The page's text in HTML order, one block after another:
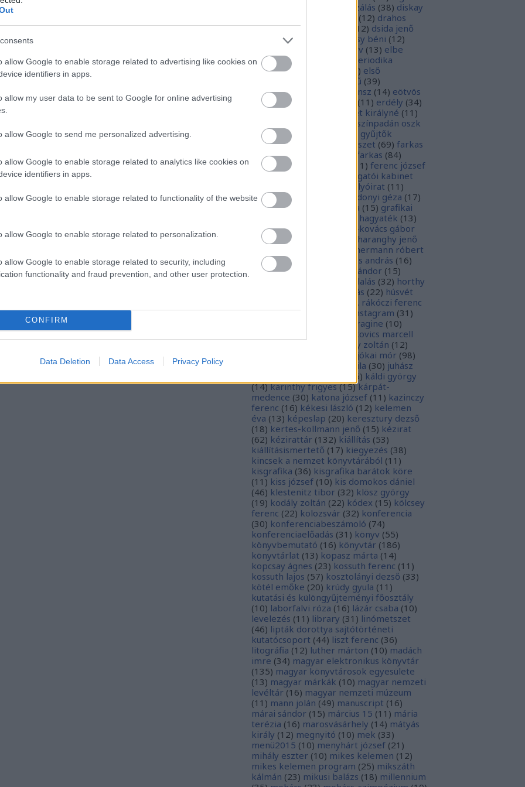
allow Google to enable storage related to advertising like cookies on
identifiers in apps.
allow my user data to be sent to Google for online advertising
allow Google to send me personalized advertising.
allow Google to enable storage related to analytics like cookies on
identifiers in apps.
allow Google to enable storage related to functionality of the website
allow Google to enable storage related to personalization.
allow Google to enable storage related to security, including
functionality and fraud prevention, and other user protection.
CONFIRM
Data Deletion Data Access Privacy Policy
digitalizálás (38) diskay
(12) drahos
istván (20) drótos lászló 12) dsida jenő
dualizmus egressy béni (12)
ekönyv (13) elbe
istván
70
elektronikus periodika
archívum
) első
emlékmű (39)
emlékműrombolás
ensz (14) eötvös
józsef
16 (11 ) erdély (34)
erzsébet királyné (11 )
európa színpadán oszk
29) ex libris
ex libris gyűjtők
gyűjtemények
fametszet (69) farkas
ferenc (12 farkas gábor farkas (84)
fedák sári
11 ) ferenc józsef
főigazgatói kabinet
folyóirat (11 )
galambos ferenc
gárdonyi géza (17)
gondos gábor
grafika (15) grafikai
hagyaték (13)
halász gábor
hamvai-kovács gábor
64 hanvay hajnalka
haranghy jenő
hermann róbert
10) herman ottó hess andrás (16)
hésziodosz
hevesi sándor (15)
honfoglalás (32) horthy
hunyadi mátyás (22) húsvét
ii. rákóczi ferenc
(21) illyés boglárka instagram (31 )
jacobus de voragine (10)
jankovics marcell
jékely zoltán (12)
jókai mór (98)
józsef attila (30) juhász
16) káldi györgy
(14) karinthy frigyes (15) kárpát-
medence (30) katona józsef (11 ) kazinczy
ferenc (16) kékesi lászló (12) kelemen
éva (13) képeslap (20) keresztury dezső
(18) kertes-kollmann jenő (15) kézirat
(62) kézirattár (132) kiállítás (53)
kiállításismertető (17) kiegyezés (38)
kincsek a nemzet könyvtárából (11 )
kisgrafika (36) kisgrafika barátok köre
(11 ) kiss józsef (10) kis domokos dániel
(46) klestenitz tibor (32) klösz györgy
(19) kodály zoltán (22) kódex (15) kölcsey
ferenc (22) kolozsvár (32) konferencia
(30) konferenciabeszámoló (74)
konferenciaelőadás (31 ) könyv (55)
könyvbemutató (16) könyvtár (186)
könyvtárlat (13) kopasz márta (14)
kopcsay ágnes (23) kossuth ferenc (11 )
kossuth lajos (57) kosztolányi dezső (33)
kötél emőke (20) krúdy gyula (11 )
kutatási és különgyűjteményi főosztály
(10) laborfalvi róza (16) lázár csaba (10)
levelezés (11 ) library (31 ) linómetszet
(46) lipták dorottya sajtótörténeti
kutatócsoport (44) liszt ferenc (36)
litográfia (12) luther márton (10) madách
imre (34) magyar elektronikus könyvtár
(135) magyar könyvtárosok egyesülete
(13) magyar márkák (10) magyar nemzeti
levéltár (16) magyar nemzeti múzeum
(11 ) mann jolán (49) manuscript (16)
márai sándor (15) március 15 (11 ) mária
terézia (16) marosvásárhely (14) mátyás
király (12) megnyitó (10) mek (33)
menü2015 (10) menyhárt józsef (21 )
mihály eszter (10) mikes kelemen (12)
mikes kelemen program (25) mikszáth
kálmán (23) mikusi balázs (18) millennium